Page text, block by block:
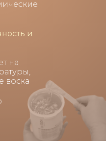
и
на
воска